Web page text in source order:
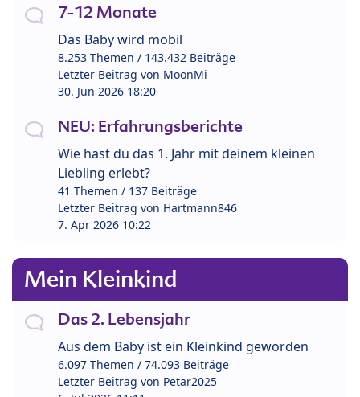
7-12 Monate
Das Baby wird mobil
8.253 Themen / 143.432 Beiträge
Letzter Beitrag von MoonMi
30. Jun 2026 18:20
NEU: Erfahrungsberichte
Wie hast du das 1. Jahr mit deinem kleinen
Liebling erlebt?
41 Themen / 137 Beiträge
Letzter Beitrag von Hartmann846
7. Apr 2026 10:22
Mein Kleinkind
Das 2. Lebensjahr
Aus dem Baby ist ein Kleinkind geworden
6.097 Themen / 74.093 Beiträge
Letzter Beitrag von Petar2025